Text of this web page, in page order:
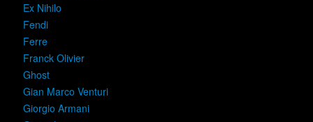
Ex Nihilo
Fendi
Ferre
Franck Olivier
Ghost
Gian Marco Venturi
Giorgio Armani